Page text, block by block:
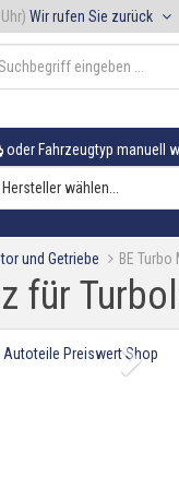
Wir rufen Sie zurück
oder Fahrzeugtyp manuell
und Getriebe BE
für